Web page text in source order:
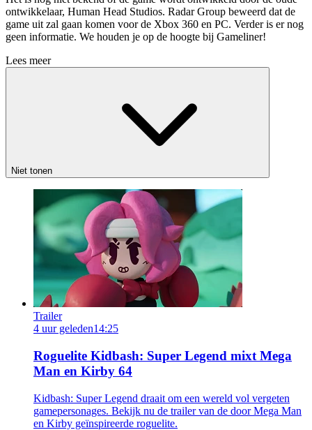
ontwikkelaar, Human Head Studios. Radar Group beweerd dat de
game uit zal gaan komen voor de Xbox 360 en PC. Verder is er nog
geen informatie. We houden je op de hoogte bij Gameliner!
Lees meer
Niet tonen
Trailer
4 uur geleden14:25
Roguelite Kidbash: Super Legend mixt Mega
Man en Kirby 64
Kidbash: Super Legend draait om een wereld vol vergeten
gamepersonages. Bekijk nu de trailer van de door Mega Man
en Kirby geïnspireerde roguelite.